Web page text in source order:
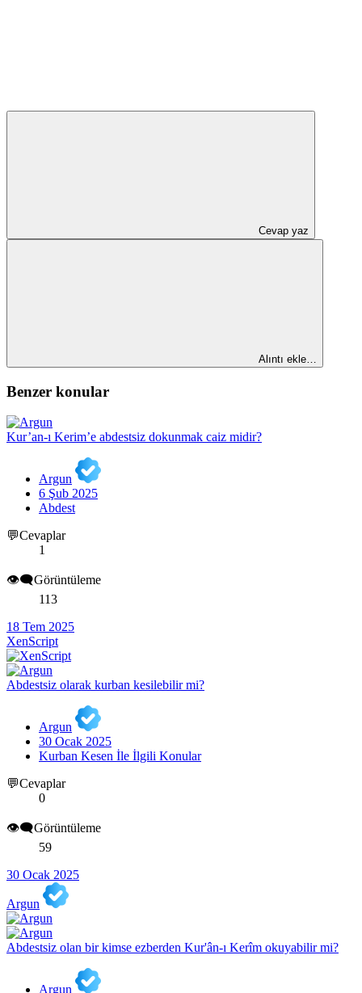
Cevap yaz
Alıntı ekle…
Benzer konular
Kur’an-ı Kerim’e abdestsiz dokunmak caiz midir?
Argun
6 Şub 2025
Abdest
💬Cevaplar
1
👁️‍🗨️Görüntüleme
113
18 Tem 2025
XenScript
Abdestsiz olarak kurban kesilebilir mi?
Argun
30 Ocak 2025
Kurban Kesen İle İlgili Konular
💬Cevaplar
0
👁️‍🗨️Görüntüleme
59
30 Ocak 2025
Argun
Abdestsiz olan bir kimse ezberden Kur'ân-ı Kerîm okuyabilir mi?
Argun